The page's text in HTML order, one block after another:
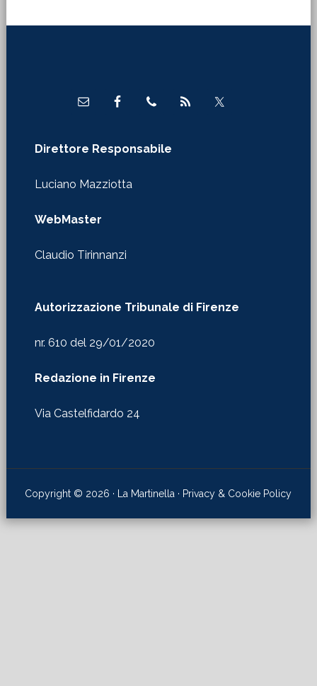
Direttore Responsabile
Luciano Mazziotta
WebMaster
Claudio Tirinnanzi
Autorizzazione Tribunale di Firenze
nr. 610 del 29/01/2020
Redazione in Firenze
Via Castelfidardo 24
Copyright © 2026 · La Martinella · Privacy & Cookie Policy